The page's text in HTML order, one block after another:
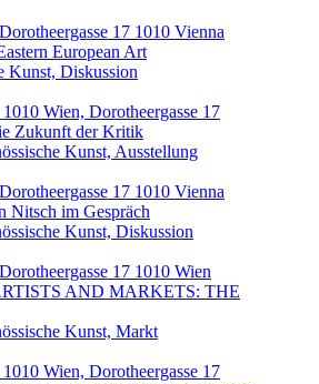
17 1010 Vienna
European Art
Kunst, Diskussion
Wien, Dorotheergasse 17
Zukunft der Kritik
Kunst, Ausstellung
17 1010 Vienna
Nitsch im Gespräch
Kunst, Diskussion
17 1010 Wien
AND MARKETS: THE
Kunst, Markt
Wien, Dorotheergasse 17